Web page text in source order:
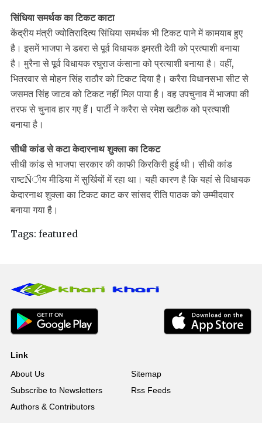
सिंधिया समर्थक का टिकट काटा
केंद्रीय मंत्री ज्योतिरादित्य सिंधिया समर्थक भी टिकट पाने में कामयाब हुए
है। इसमें भाजपा ने डबरा से पूर्व विधायक इमरती देवी को प्रत्याशी बनाया
है। मुरैना से पूर्व विधायक रघुराज कंसाना को प्रत्याशी बनाया है। वहीं,
भितरवार से मोहन सिंह राठौर को टिकट दिया है। करैरा विधानसभा सीट से
जसमत सिंह जाटव को टिकट नहीं मिल पाया है। वह उपचुनाव में भाजपा की
तरफ से चुनाव हार गए हैं। पार्टी ने करैरा से रमेश खटीक को प्रत्याशी
बनाया है।
सीधी कांड से कटा केदारनाथ शुक्ला का टिकट
सीधी कांड से भाजपा सरकार की काफी किरकिरी हुई थी। सीधी कांड
राष्टÑीय मीडिया में सुर्खियों में रहा था। यही कारण है कि यहां से विधायक
केदारनाथ शुक्ला का टिकट काट कर सांसद रीति पाठक को उम्मीदवार
बनाया गया है।
Tags: featured
Link
About Us
Sitemap
Subscribe to Newsletters
Rss Feeds
Authors & Contributors